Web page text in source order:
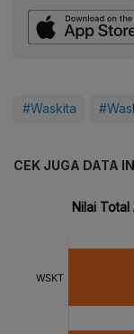
#Waskita
CEK JUGA DATA